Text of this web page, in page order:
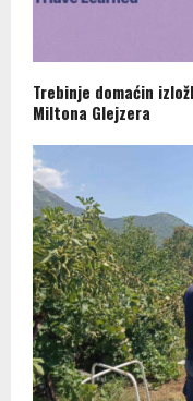
Trebinje domaćin
Miltona Glejzera